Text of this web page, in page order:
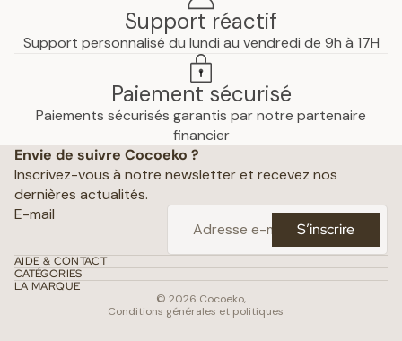
Support réactif
Support personnalisé du lundi au vendredi de 9h à 17H
Paiement sécurisé
Paiements sécurisés garantis par notre partenaire
financier
Envie de suivre Cocoeko ?
Inscrivez-vous à notre newsletter et recevez nos
dernières actualités.
E-mail
S’inscrire
AIDE & CONTACT
CATÉGORIES
LA MARQUE
© 2026 Cocoeko,
Conditions générales et politiques
Mentions légales
Conditions générales de vente
Coordonnées
Conditions d’utilisation